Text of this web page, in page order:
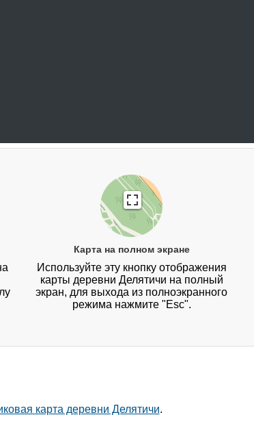
Карта на полном экране
Используйте эту кнопку отображения
карты деревни Делятичи на полный
экран, для выхода из полноэкранного
режима нажмите "Esc".
карта деревни Делятичи.